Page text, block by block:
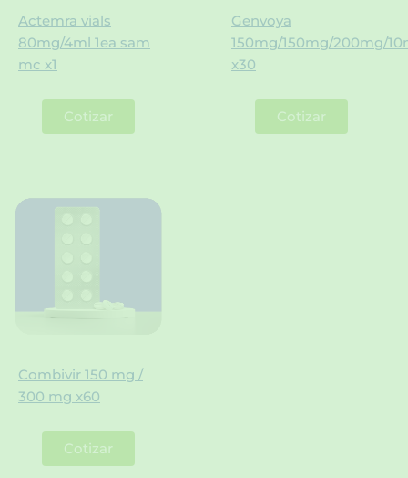
Actemra vials
80mg/4ml 1ea sam
mc x1
Cotizar
Genvoya
150mg/150mg/200mg/
x30
Cotizar
Combivir 150 mg /
300 mg x60
Cotizar